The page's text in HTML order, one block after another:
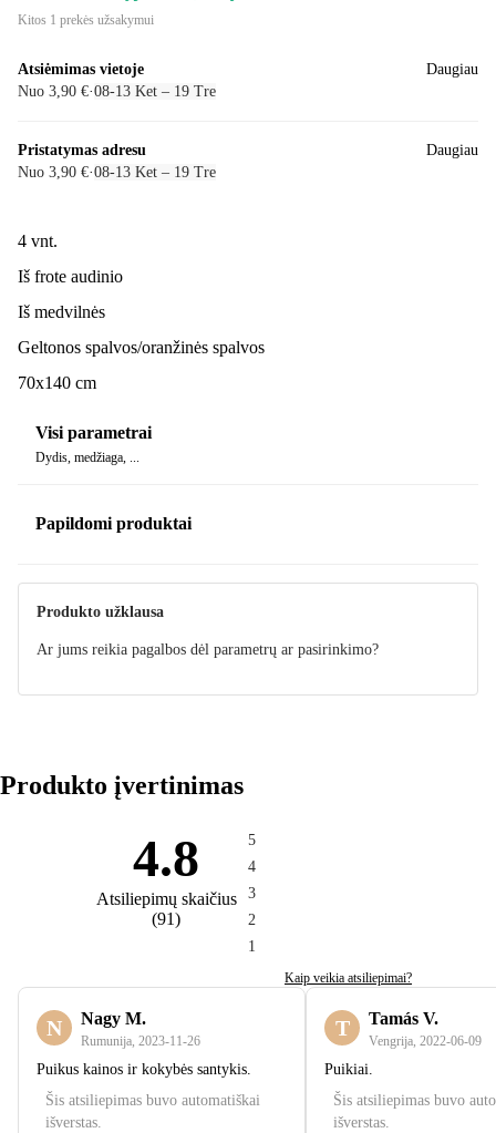
Kitos 1 prekės užsakymui
Atsiėmimas vietoje
Nuo 3,90 €·08‑13 Ket – 19 Tre
Daugiau
Pristatymas adresu
Nuo 3,90 €·08‑13 Ket – 19 Tre
Daugiau
4 vnt.
Iš frote audinio
Iš medvilnės
Geltonos spalvos/oranžinės spalvos
70x140 cm
Visi parametrai
Dydis, medžiaga, ...
Papildomi produktai
Produkto užklausa
Ar jums reikia pagalbos dėl parametrų ar pasirinkimo?
Produkto įvertinimas
4.8
Atsiliepimų skaičius
(91)
5
4
3
2
1
Kaip veikia atsiliepimai?
N Nagy M.
Rumunija 2023‑11‑26
Puikus kainos ir kokybės santykis.
Šis atsiliepimas buvo automatiškai
išverstas.
T Tamás V.
Vengrija 2022‑06‑09
Puikiai.
Šis atsiliepimas buvo
išverstas.